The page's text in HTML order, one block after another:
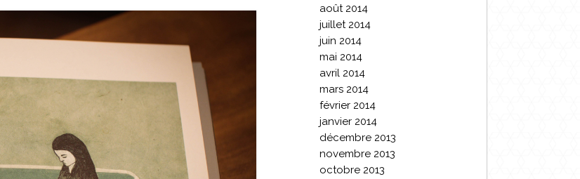
août 2014
juillet 2014
juin 2014
mai 2014
avril 2014
mars 2014
février 2014
janvier 2014
décembre 2013
novembre 2013
octobre 2013